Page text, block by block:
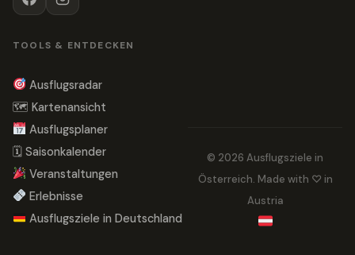
TOOLS & ENTDECKEN
Ausflugsradar
🗺 Kartenansicht
Ausflugsplaner
🗓 Saisonkalender
Veranstaltungen
Erlebnisse
Ausflugsziele in Deutschland
© 2026 Ausflugsziele in
Österreich. Made with ♡ in
Austria